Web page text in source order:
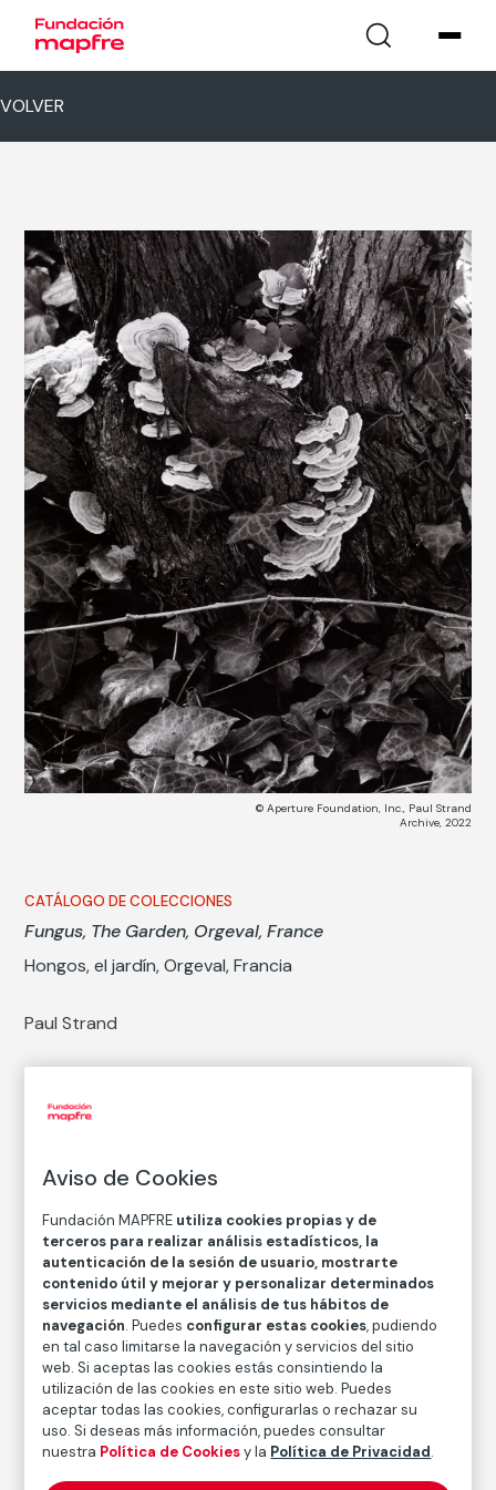
VOLVER
© Aperture Foundation, Inc., Paul Strand
Archive, 2022
CATÁLOGO DE COLECCIONES
Fungus, The Garden, Orgeval, France
Hongos, el jardín, Orgeval, Francia
Paul Strand
Copia en papel baritado con emulsión de gelatina y
plata
Medidas mancha: 25,1 × 20,1 cm
Inventario
FM000993
Fecha
1967/1967
Inscripción/Leyenda
Titulado y fechado por Hazel Strand en el reverso
Autor
Paul Strand
Aviso de Cookies
Fundación MAPFRE utiliza cookies propias y de
terceros para realizar análisis estadísticos, la
autenticación de la sesión de usuario, mostrarte
contenido útil y mejorar y personalizar determinados
servicios mediante el análisis de tus hábitos de
navegación. Puedes configurar estas cookies, pudiendo
en tal caso limitarse la navegación y servicios del sitio
web. Si aceptas las cookies estás consintiendo la
utilización de las cookies en este sitio web. Puedes
aceptar todas las cookies, configurarlas o rechazar su
uso. Si deseas más información, puedes consultar
nuestra Política de Cookiesy la Política de Privacidad.